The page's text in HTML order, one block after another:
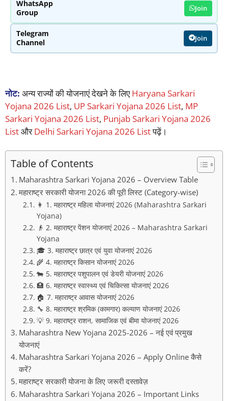
WhatsApp
Group
Join
Telegram
Channel
Join
नोट: अन्य राज्यों की योजनाएं देखने के लिएHaryana Sarkari
Yojana 2026 List, UP Sarkari Yojana 2026 List, MP
Sarkari Yojana 2026 List, Punjab Sarkari Yojana 2026
ListऔरDelhi Sarkari Yojana 2026 Listपढ़ें।
Table of Contents
Maharashtra Sarkari Yojana 2026 – Overview Table
महाराष्ट्र सरकारी योजना 2026 की पूरी लिस्ट (Category-wise)
👩 1. महाराष्ट्र महिला योजनाएं 2026 (Maharashtra Sarkari
Yojana)
👴 2. महाराष्ट्र पेंशन योजनाएं 2026 – Maharashtra Sarkari
Yojana
🎓 3. महाराष्ट्र छात्र एवं युवा योजनाएं 2026
🌾 4. महाराष्ट्र किसान योजनाएं 2026
🐄 5. महाराष्ट्र पशुपालन एवं डेयरी योजनाएं 2026
🏥 6. महाराष्ट्र स्वास्थ्य एवं चिकित्सा योजनाएं 2026
🏠 7. महाराष्ट्र आवास योजनाएं 2026
🔧 8. महाराष्ट्र श्रमिक (कामगार) कल्याण योजनाएं 2026
💡 9. महाराष्ट्र राशन, सामाजिक एवं बीमा योजनाएं 2026
Maharashtra New Yojana 2025-2026 – नई एवं प्रमुख
योजनाएं
Maharashtra Sarkari Yojana 2026 – Apply Online कैसे
करें?
महाराष्ट्र सरकारी योजना के लिए जरूरी दस्तावेज़
Maharashtra Sarkari Yojana 2026 – Important Links